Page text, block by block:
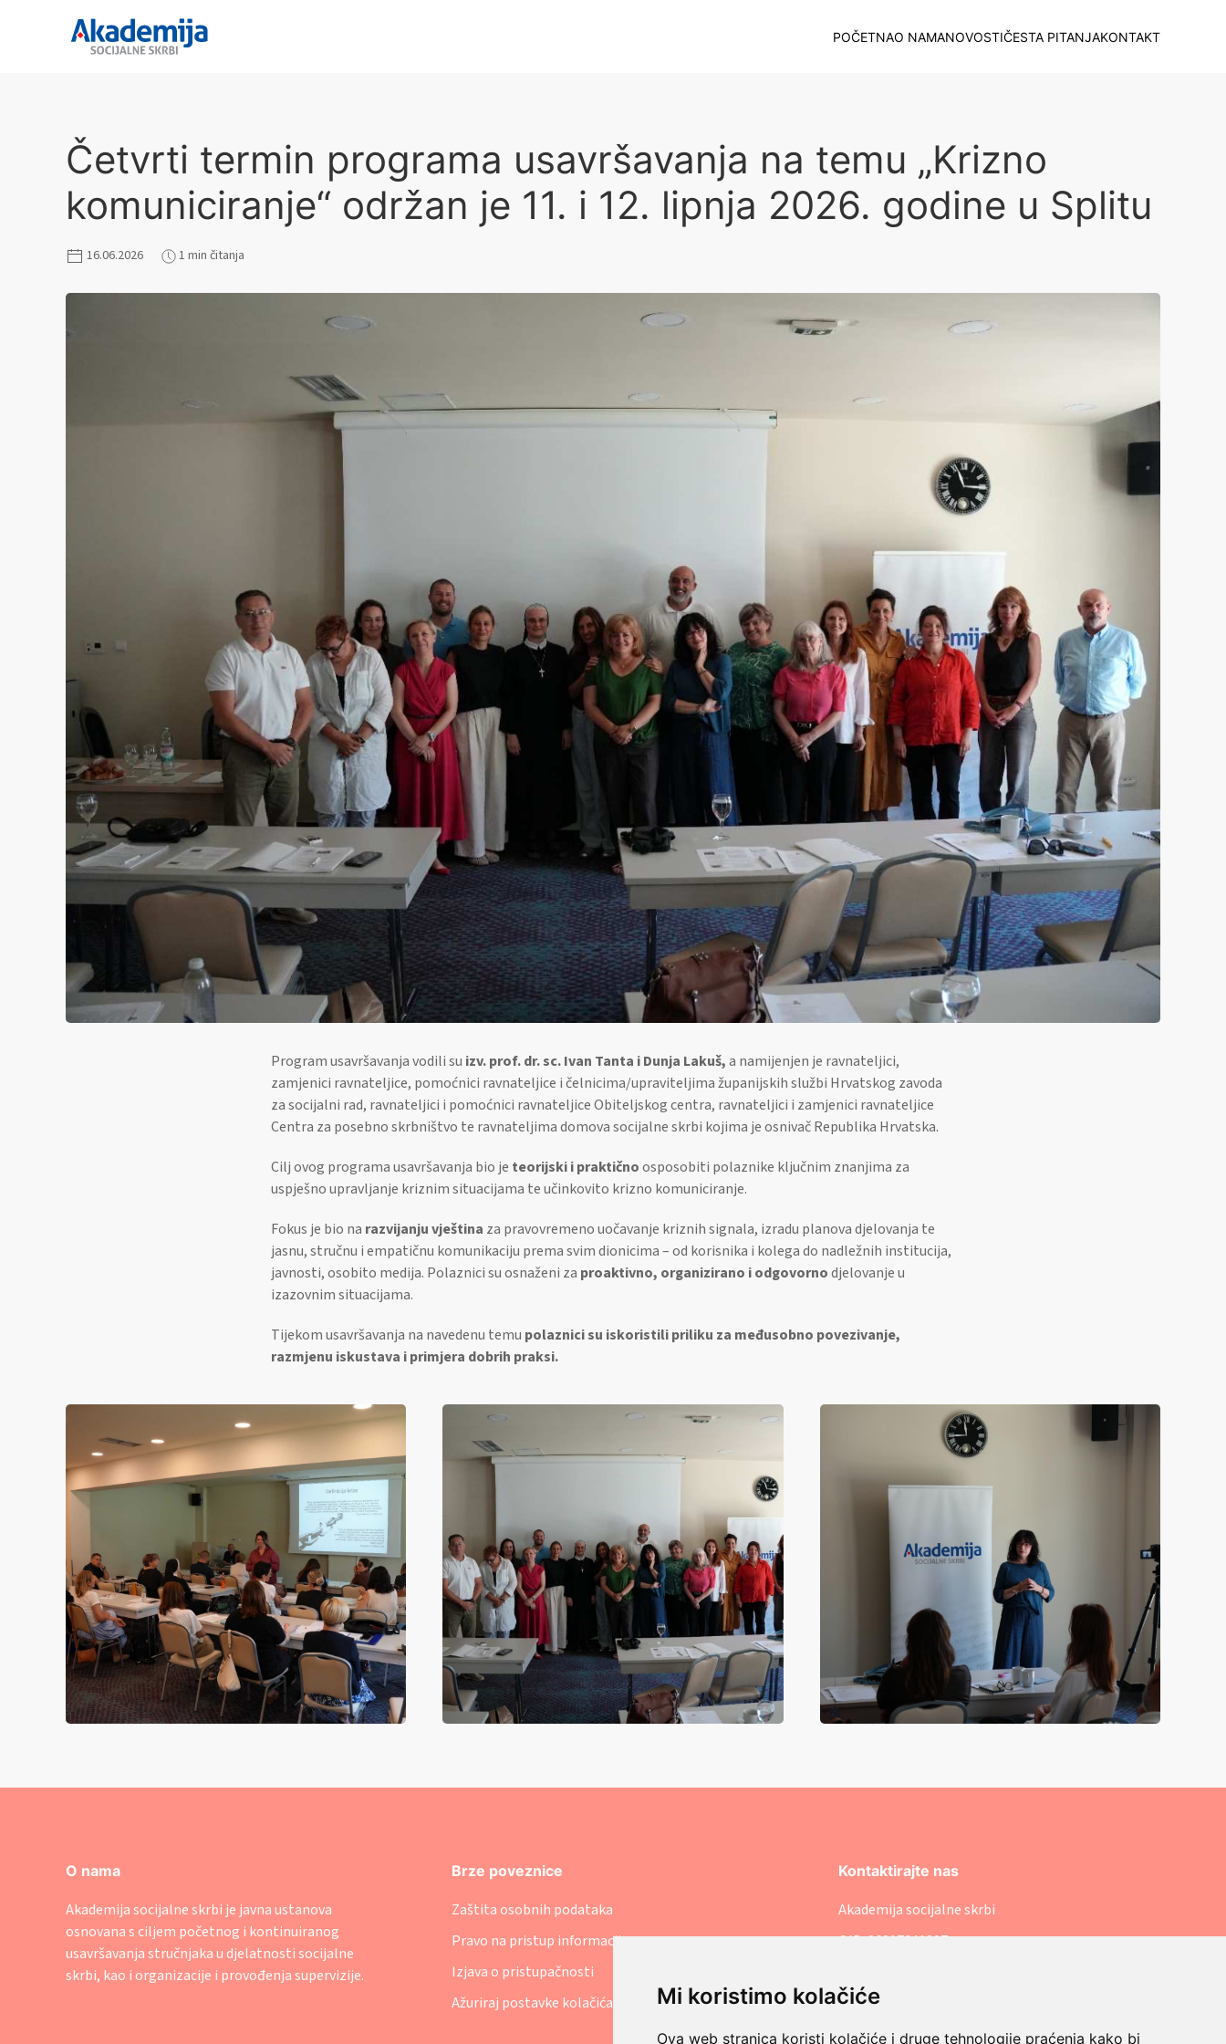
Mi koristimo kolačiće
Ova web stranica koristi kolačiće i druge tehnologije praćenja kako bi
POČETNAO NAMANOVOSTIČESTA PITANJAKONTAKT
Četvrti termin programa usavršavanja na temu „Krizno
komuniciranje“ održan je 11. i 12. lipnja 2026. godine u Splitu
16.06.2026 1 min čitanja
Program usavršavanja vodili su izv. prof. dr. sc. Ivan Tanta i Dunja Lakuš,a namijenjen je ravnateljici,
zamjenici ravnateljice, pomoćnici ravnateljice i čelnicima/upraviteljima županijskih službi Hrvatskog zavoda
za socijalni rad, ravnateljici i pomoćnici ravnateljice Obiteljskog centra, ravnateljici i zamjenici ravnateljice
Centra za posebno skrbništvo te ravnateljima domova socijalne skrbi kojima je osnivač Republika Hrvatska.
Cilj ovog programa usavršavanja bio je teorijski i praktičnoosposobiti polaznike ključnim znanjima za
uspješno upravljanje kriznim situacijama te učinkovito krizno komuniciranje.
Fokus je bio na razvijanju vještina za pravovremeno uočavanje kriznih signala, izradu planova djelovanja te
jasnu, stručnu i empatičnu komunikaciju prema svim dionicima – od korisnika i kolega do nadležnih institucija,
javnosti, osobito medija. Polaznici su osnaženi za proaktivno, organizirano i odgovornodjelovanje u
izazovnim situacijama.
Tijekom usavršavanja na navedenu temu polaznici su iskoristili priliku za međusobno povezivanje,
razmjenu iskustava i primjera dobrih praksi.
O nama
Akademija socijalne skrbi je javna ustanova
osnovana s ciljem početnog i kontinuiranog
usavršavanja stručnjaka u djelatnosti socijalne
skrbi, kao i organizacije i provođenja supervizije.
Brze poveznice
Zaštita osobnih podataka
Pravo na pristup informacijama
Izjava o pristupačnosti
Ažuriraj postavke kolačića
Kontaktirajte nas
Akademija socijalne skrbi
OIB: 86317641207
+385 (1) 8888 542
Savska cesta 106, 10000 Zagreb